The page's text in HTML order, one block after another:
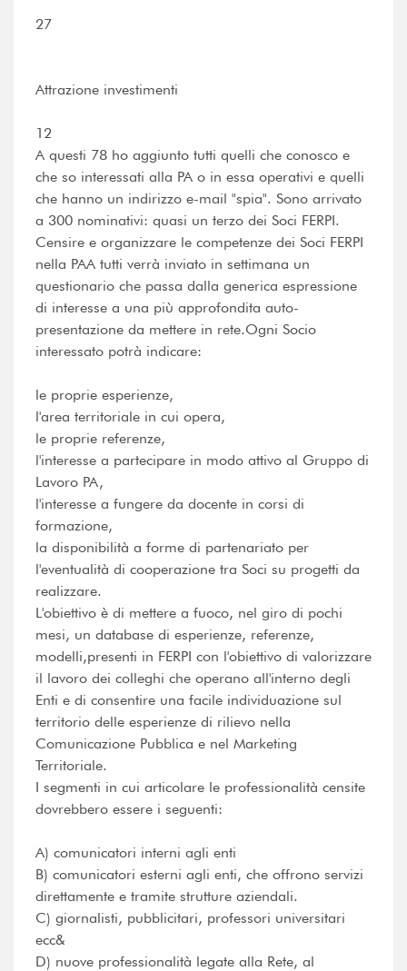
27
Attrazione investimenti
12
A questi 78 ho aggiunto tutti quelli che conosco e
che so interessati alla PA o in essa operativi e quelli
che hanno un indirizzo e-mail "spia". Sono arrivato
a 300 nominativi: quasi un terzo dei Soci FERPI.
Censire e organizzare le competenze dei Soci FERPI
nella PAA tutti verrà inviato in settimana un
questionario che passa dalla generica espressione
di interesse a una più approfondita auto-
presentazione da mettere in rete.Ogni Socio
interessato potrà indicare:
le proprie esperienze,
l'area territoriale in cui opera,
le proprie referenze,
l'interesse a partecipare in modo attivo al Gruppo di
Lavoro PA,
l'interesse a fungere da docente in corsi di
formazione,
la disponibilità a forme di partenariato per
l'eventualità di cooperazione tra Soci su progetti da
realizzare.
L'obiettivo è di mettere a fuoco, nel giro di pochi
mesi, un database di esperienze, referenze,
modelli,presenti in FERPI con l'obiettivo di valorizzare
il lavoro dei colleghi che operano all'interno degli
Enti e di consentire una facile individuazione sul
territorio delle esperienze di rilievo nella
Comunicazione Pubblica e nel Marketing
Territoriale.
I segmenti in cui articolare le professionalità censite
dovrebbero essere i seguenti:
A) comunicatori interni agli enti
B) comunicatori esterni agli enti, che offrono servizi
direttamente e tramite strutture aziendali.
C) giornalisti, pubblicitari, professori universitari
ecc&
D) nuove professionalità legate alla Rete, al